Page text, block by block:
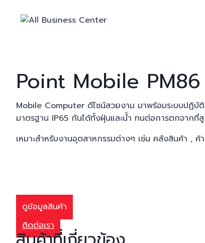
Point Mobile PM86
Mobile Computer ดีไซน์สวยงาม มาพร้อมระบบปฏิบั
มาตรฐาน IP65 กันได้ทั้งฝุ่นและน้ำ ทนต่อการตกจากที่สู
เหมาะสำหรับงานอุตสาหกรรมต่างๆ เช่น คลังสินค้า ,
ดูข้อมูลสินค้า
ติดต่อเรา